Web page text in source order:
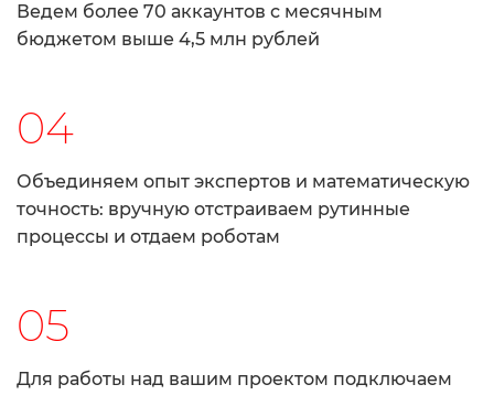
Ведем более 70 аккаунтов с месячным
бюджетом выше 4,5 млн рублей
04
Объединяем опыт экспертов и математическую
точность: вручную отстраиваем рутинные
процессы и отдаем роботам
05
Для работы над вашим проектом подключаем